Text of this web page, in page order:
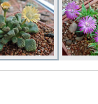
– pasūtiet